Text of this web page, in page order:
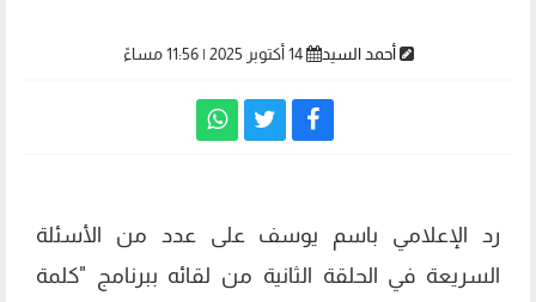
أحمد السيد 14 أكتوبر 2025 | 11:56 مساءً
رد الإعلامي باسم يوسف على عدد من الأسئلة
السريعة في الحلقة الثانية من لقائه ببرنامج "كلمة